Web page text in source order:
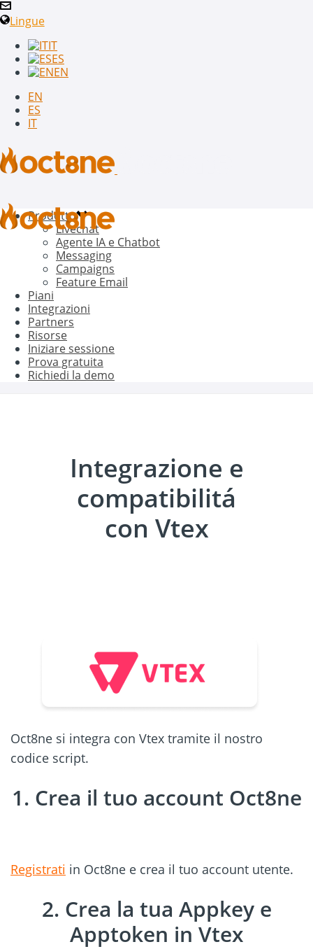
Lingue
IT
ES
EN
EN
ES
IT
Prodotto
Livechat
Agente IA e Chatbot
Messaging
Campaigns
Feature Email
Piani
Integrazioni
Partners
Risorse
Iniziare sessione
Prova gratuita
Richiedi la demo
Integrazione e
compatibilitá
con Vtex
Oct8ne si integra con Vtex tramite il nostro
codice script.
1. Crea il tuo account Oct8ne
Registrati in Oct8ne e crea il tuo account utente.
2. Crea la tua Appkey e
Apptoken in Vtex